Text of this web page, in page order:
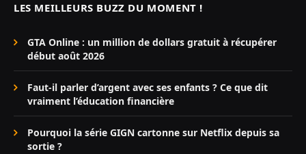
LES MEILLEURS BUZZ DU MOMENT !
GTA Online : un million de dollars gratuit à récupérer
début août 2026
Faut-il parler d’argent avec ses enfants ? Ce que dit
vraiment l’éducation financière
Pourquoi la série GIGN cartonne sur Netflix depuis sa
sortie ?